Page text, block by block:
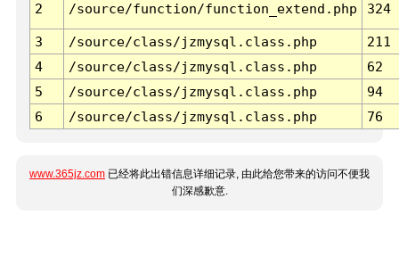
2 /source/function/function_extend.php 324
3 /source/class/jzmysql.class.php
211
4
/source/class/jzmysql.class.php
62
5
/source/class/jzmysql.class.php
94
6
/source/class/jzmysql.class.php 76
www.365jz.com 已经将此出错信息详细记录, 由此给您带来的访问不便我
们深感歉意.